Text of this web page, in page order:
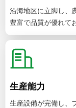
沿海地区に立脚し、
豊富で品質が優れて
生産能力
生産設備が完備し、